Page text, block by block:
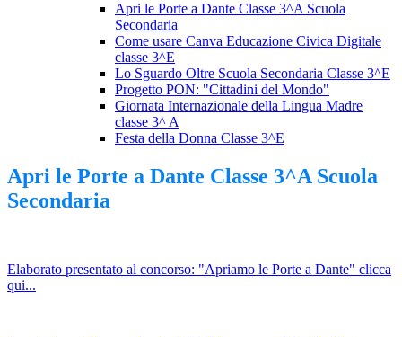
Apri le Porte a Dante Classe 3^A Scuola
Secondaria
Come usare Canva Educazione Civica Digitale
classe 3^E
Lo Sguardo Oltre Scuola Secondaria Classe 3^E
Progetto PON: "Cittadini del Mondo"
Giornata Internazionale della Lingua Madre
classe 3^ A
Festa della Donna Classe 3^E
Apri le Porte a Dante Classe 3^A Scuola
Secondaria
Elaborato presentato al concorso: "Apriamo le Porte a Dante" clicca
qui...